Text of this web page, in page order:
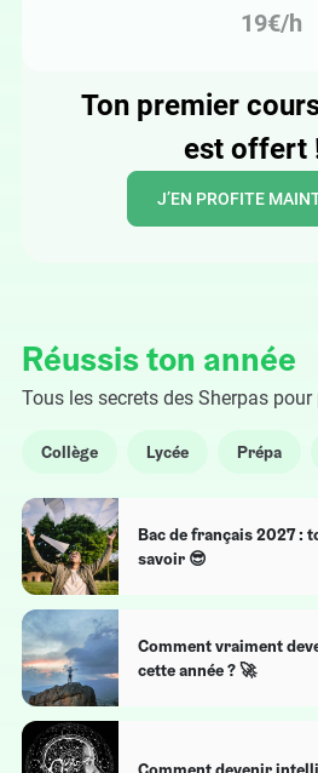
19€/h
Ton premier
est offert
J’EN PROFITE
Réussis ton année
Tous les secrets des Sherpas
Collège Lycée Prépa
Bac de français 2027 :
savoir 😎
Comment vraiment
cette année ? 🚀